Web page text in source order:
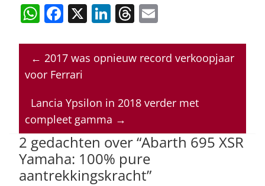
W
at
s
p
p
F
c
e
o
o
k
X Li
k
e
n
T
re
a
s
ai
l
← 2017 was opnieuw record verkoopjaar
voor Ferrari
Lancia Ypsilon in 2018 verder met
compleet gamma →
2 gedachten over “Abarth 695 XSR
Yamaha: 100% pure
aantrekkingskracht”